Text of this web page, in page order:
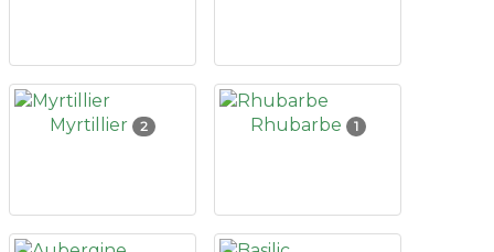
Myrtillier 2 Rhubarbe 1